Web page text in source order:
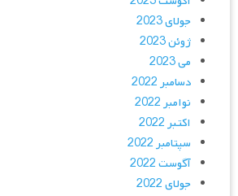
جولای 2023
ژوئن 2023
می 2023
دسامبر 2022
نوامبر 2022
اکتبر 2022
سپتامبر 2022
آگوست 2022
جولای 2022